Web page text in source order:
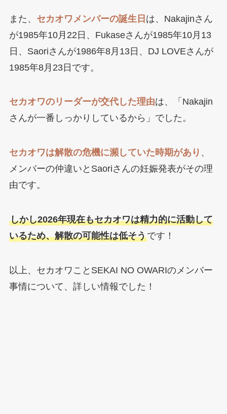
また、 セカオワメンバーの誕生日 は、Nakajinさん
が1985年10月22日、Fukaseさんが1985年10月13
日、Saoriさんが1986年8月13日、DJ LOVEさんが
1985年8月23日です。
セカオワのリーダーが交代した理由は、「Nakajin
さんが一番しっかりしているから」でした。
セカオワは解散の危機に瀕していた時期があり 、
メンバーの仲違いとSaoriさんの妊娠発表がその理
由です。
しかし2026年現在もセカオワは精力的に活動して
いるため、解散の可能性は低そうです！
以上、セカオワことSEKAI NO OWARIのメンバー
事情について、詳しい情報でした！